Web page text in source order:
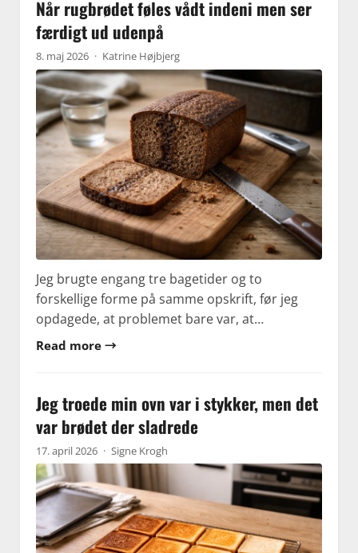
Når rugbrødet føles vådt indeni men ser
færdigt ud udenpå
8. maj 2026 · Katrine Højbjerg
Jeg brugte engang tre bagetider og to
forskellige forme på samme opskrift, før jeg
opdagede, at problemet bare var, at…
Read more →
Jeg troede min ovn var i stykker, men det
var brødet der sladrede
17. april 2026 · Signe Krogh